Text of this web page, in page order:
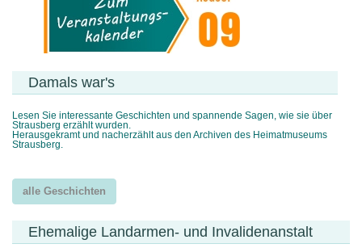
Damals war's
Lesen Sie interessante Geschichten und spannende Sagen, wie sie über
Strausberg erzählt wurden.
Herausgekramt und nacherzählt aus den Archiven des Heimatmuseums
Strausberg.
alle Geschichten
Ehemalige Landarmen- und Invalidenanstalt